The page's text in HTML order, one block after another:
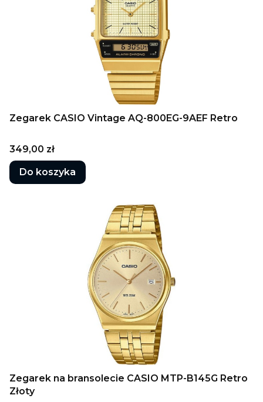
Zegarek CASIO Vintage AQ-800EG-9AEF Retro
Cena
349,00 zł
Do koszyka
Zegarek na bransolecie CASIO MTP-B145G Retro
Złoty